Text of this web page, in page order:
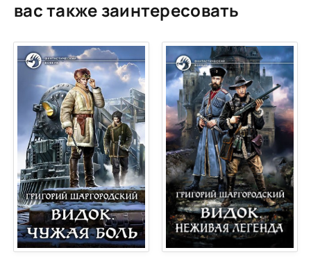
00016-
00017-
00018-
00019-
вас также заинтересовать